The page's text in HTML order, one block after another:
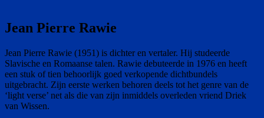
Jean Pierre Rawie
Jean Pierre Rawie (1951) is dichter en vertaler. Hij studeerde
Slavische en Romaanse talen. Rawie debuteerde in 1976 en heeft
een stuk of tien behoorlijk goed verkopende dichtbundels
uitgebracht. Zijn eerste werken behoren deels tot het genre van de
‘light verse’ net als die van zijn inmiddels overleden vriend Driek
van Wissen.